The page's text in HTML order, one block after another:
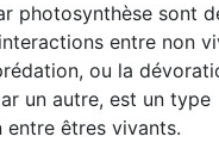
photosynthèse sont
entre non
ou la
un autre, est un type
êtres vivants.